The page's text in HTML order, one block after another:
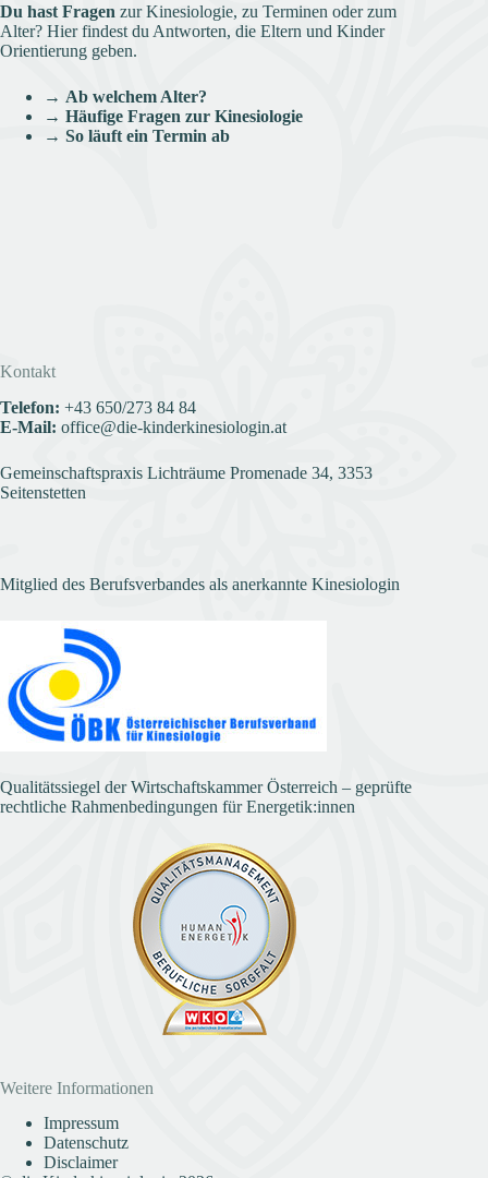
Du hast Fragen zur Kinesiologie, zu Terminen oder zum
Alter? Hier findest du Antworten, die Eltern und Kinder
Orientierung geben.
→ Ab welchem Alter?
→ Häufige Fragen zur Kinesiologie
→ So läuft ein Termin ab
Kontakt
Telefon: +43 650/273 84 84
E-Mail: office@die-kinderkinesiologin.at
Gemeinschaftspraxis Lichträume Promenade 34, 3353
Seitenstetten
Mitglied des Berufsverbandes als anerkannte Kinesiologin
Qualitätssiegel der Wirtschaftskammer Österreich – geprüfte
rechtliche Rahmenbedingungen für Energetik:innen
Weitere Informationen
Impressum
Datenschutz
Disclaimer